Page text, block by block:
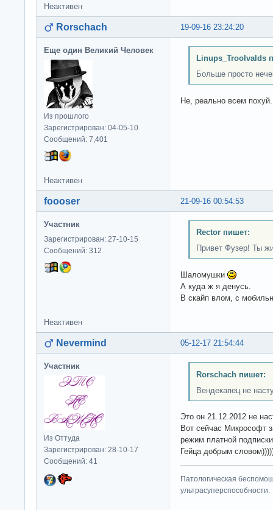
Неактивен
19-09-16 23:24:20
Rorschach
Еще один Великий Человек
Из прошлого
Зарегистрирован: 04-05-10
Сообщений: 7,401
Linups_Troolvalds
Больше просто
Не, реально всем
Неактивен
21-09-16 00:54:53
foooser
Участник
Зарегистрирован: 27-10-15
Сообщений: 312
Rector пишет:
Привет Фузер! Ты
Шаломушки
А куда ж я денусь.
В скайп влом, с
Неактивен
05-12-17 21:54:44
Nevermind
Участник
Из Оттуда
Зарегистрирован: 28-10-17
Сообщений: 41
Rorschach пишет:
Вендекапец не
Это он 21.12.2012 не
Вот сейчас Микрософт
режим платной
Гейца добрым
Патологическая
ультрасуперспособности.